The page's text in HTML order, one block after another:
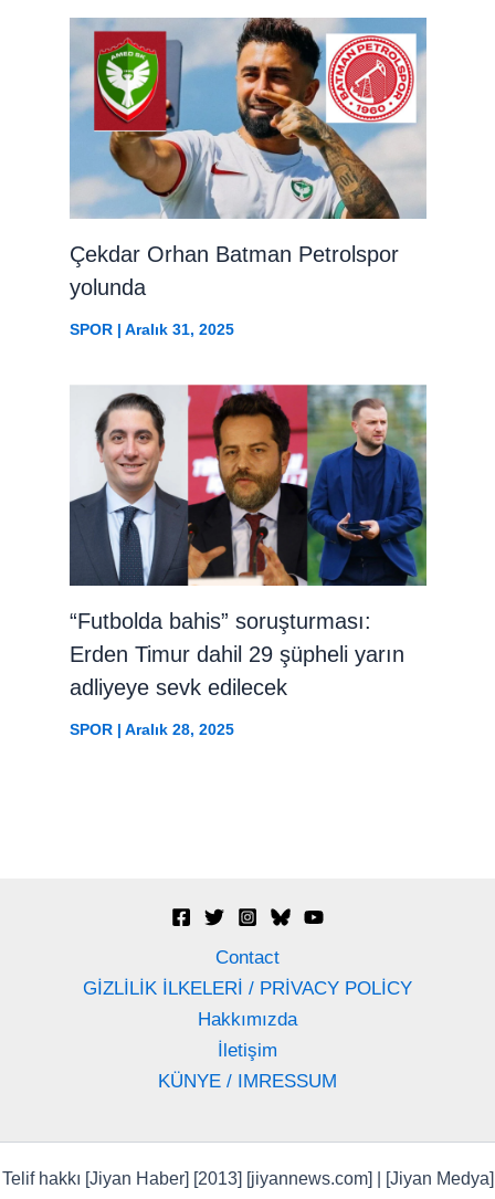
Çekdar Orhan Batman Petrolspor
yolunda
SPOR| Aralık 31, 2025
“Futbolda bahis” soruşturması:
Erden Timur dahil 29 şüpheli yarın
adliyeye sevk edilecek
SPOR| Aralık 28, 2025
Contact
GİZLİLİK İLKELERİ / PRİVACY POLİCY
Hakkımızda
İletişim
KÜNYE / IMRESSUM
Telif hakkı [Jiyan Haber] [2013] [jiyannews.com] | [Jiyan Medya]